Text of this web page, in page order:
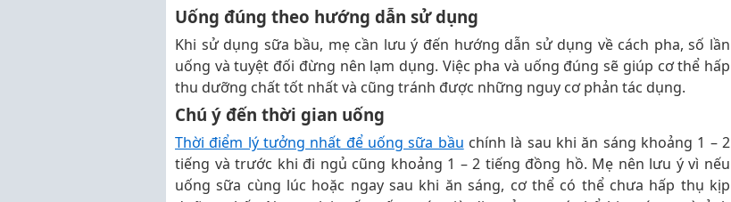
Uống đúng theo hướng dẫn sử dụng
Khi sử dụng sữa bầu, mẹ cần lưu ý đến hướng dẫn sử dụng về cách pha, số lần
uống và tuyệt đối đừng nên lạm dụng. Việc pha và uống đúng sẽ giúp cơ thể hấp
thu dưỡng chất tốt nhất và cũng tránh được những nguy cơ phản tác dụng.
Chú ý đến thời gian uống
Thời điểm lý tưởng nhất để uống sữa bầu chính là sau khi ăn sáng khoảng 1 – 2
tiếng và trước khi đi ngủ cũng khoảng 1 – 2 tiếng đồng hồ. Mẹ nên lưu ý vì nếu
uống sữa cùng lúc hoặc ngay sau khi ăn sáng, cơ thể có thể chưa hấp thụ kịp